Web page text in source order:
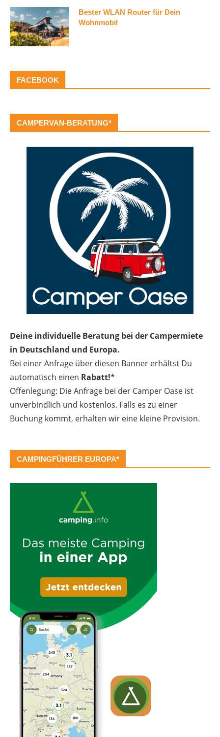
Bester WLAN Router für Dein
Wohnmobil
FACEBOOK
CAMPERVAN-BERATUNG*
Deine individuelle Beratung bei der Campermiete
in Deutschland und Europa.
Bei einer Anfrage über diesen Banner erhältst Du
automatisch einen Rabatt!*
Offenlegung: Die Anfrage bei der Camper Oase ist
unverbindlich und kostenlos. Falls es zu einer
Buchung kommt, erhalten wir eine kleine Provision.
CAMPINGFÜHRER EUROPA*